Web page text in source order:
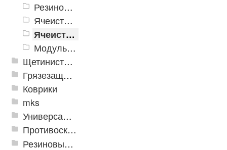
Резиновые коврики Шашки
Ячеистое модульное грязезащитное покрытие «Optima Duos»
Ячеистые коврик дорожка «Шашки»
Модульное напольное покрытие "Грязезащитные Соты"
Щетинистые покрытия
Грязезащитные, влаговпитывающие покрытия
Коврики
mks
Универсальные модульные покрытия
Противоскользящая защита для лестниц, профили, ленты
Резиновые и ПВХ дорожки